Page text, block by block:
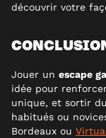
découvrir votre
Jouer un escape
idée pour
unique, et sortir
habitués ou
Bordeaux ou